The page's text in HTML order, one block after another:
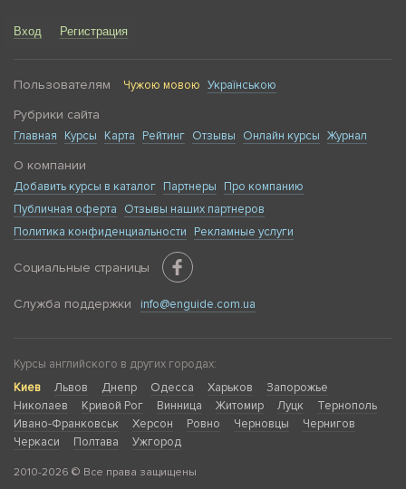
Вход Регистрация
Пользователям Чужою мовою Українською
Рубрики сайта
Главная Курсы Карта Рейтинг Отзывы Онлайн курсы Журнал
О компании
Добавить курсы в каталог Партнеры
Про компанию
Публичная оферта
Отзывы наших партнеров
Политика конфиденциальности
Рекламные услуги
Социальные страницы
Служба поддержки info@enguide.com.ua
Курсы английского в других городах:
Киев
Львов Днепр Одесса Харьков
Запорожье
Николаев
Кривой Рог Винница Житомир Луцк
Тернополь
Ивано-Франковськ
Херсон Ровно Черновцы
Чернигов
Черкаси
Полтава Ужгород
2010-2026 © Все права защищены